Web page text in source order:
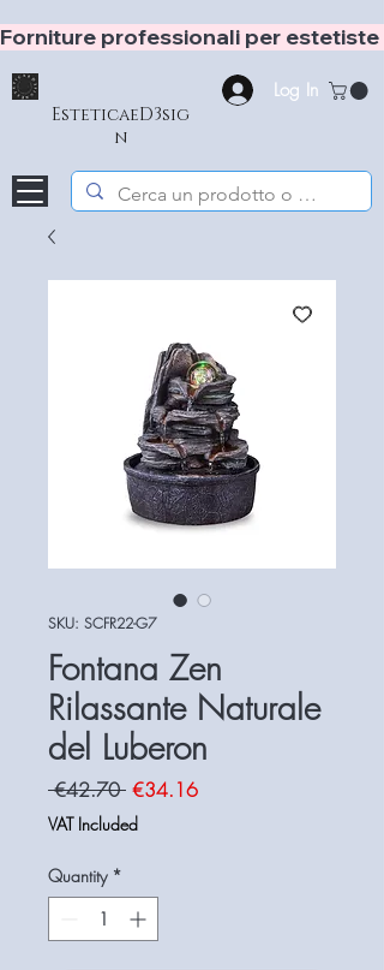
Forniture professionali per
EsteticaeD3sig
n
Log In
SKU: SCFR22-G7
Fontana Zen
Rilassante Naturale
del Luberon
€42.70 Regular
Price
€34.16Sale
VAT Included
Quantity *